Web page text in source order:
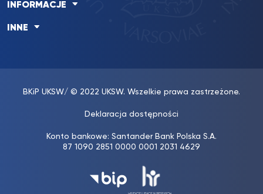
INFORMACJE
INNE
BKiP UKSW/ © 2022 UKSW. Wszelkie prawa zastrzeżone.
Deklaracja dostępności
Konto bankowe: Santander Bank Polska S.A.
87 1090 2851 0000 0001 2031 4629